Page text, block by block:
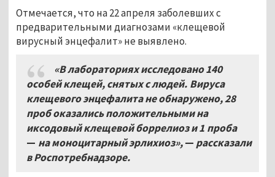
Отмечается, что на 22 апреля заболевших с
предварительными диагнозами «клещевой
вирусный энцефалит» не выявлено.
«В лабораториях исследовано 140
особей клещей, снятых с людей. Вируса
клещевого энцефалита не обнаружено, 28
проб оказались положительными на
иксодовый клещевой боррелиоз и 1 проба
— на моноцитарный эрлихиоз»,— рассказали
в Роспотребнадзоре.